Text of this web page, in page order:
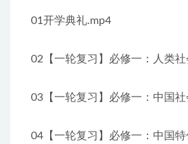
01开学典礼.mp4
02【一轮复习】必修一：人类
03【一轮复习】必修一：中国
04【一轮复习】必修一：中国